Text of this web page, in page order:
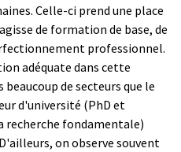
Celle-ci prend une place
de formation de base, de
professionnel.
adéquate dans cette
de secteurs que le
d'université (PhD et
recherche fondamentale)
on observe souvent